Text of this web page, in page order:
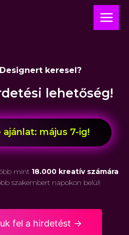
Main
Menu
keresel?
lehetőség!
május 7-ig!
mint 18.000 kreatív számára
szakembert napokon belül!
fel a hirdetést ->